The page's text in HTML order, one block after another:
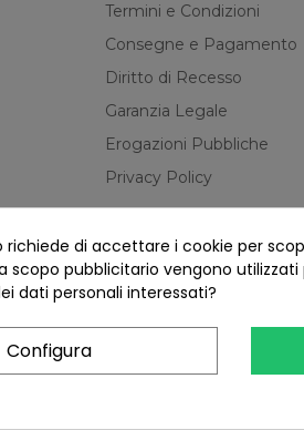
Termini e Condizioni
Consegne e Pagamento
Diritto di Recesso
Garanzia Legale
Erogazioni Pubbliche
Privacy Policy
COFANO
richiede di accettare i cookie per
scopo pubblicitario vengono
dati personali interessati?
Configura